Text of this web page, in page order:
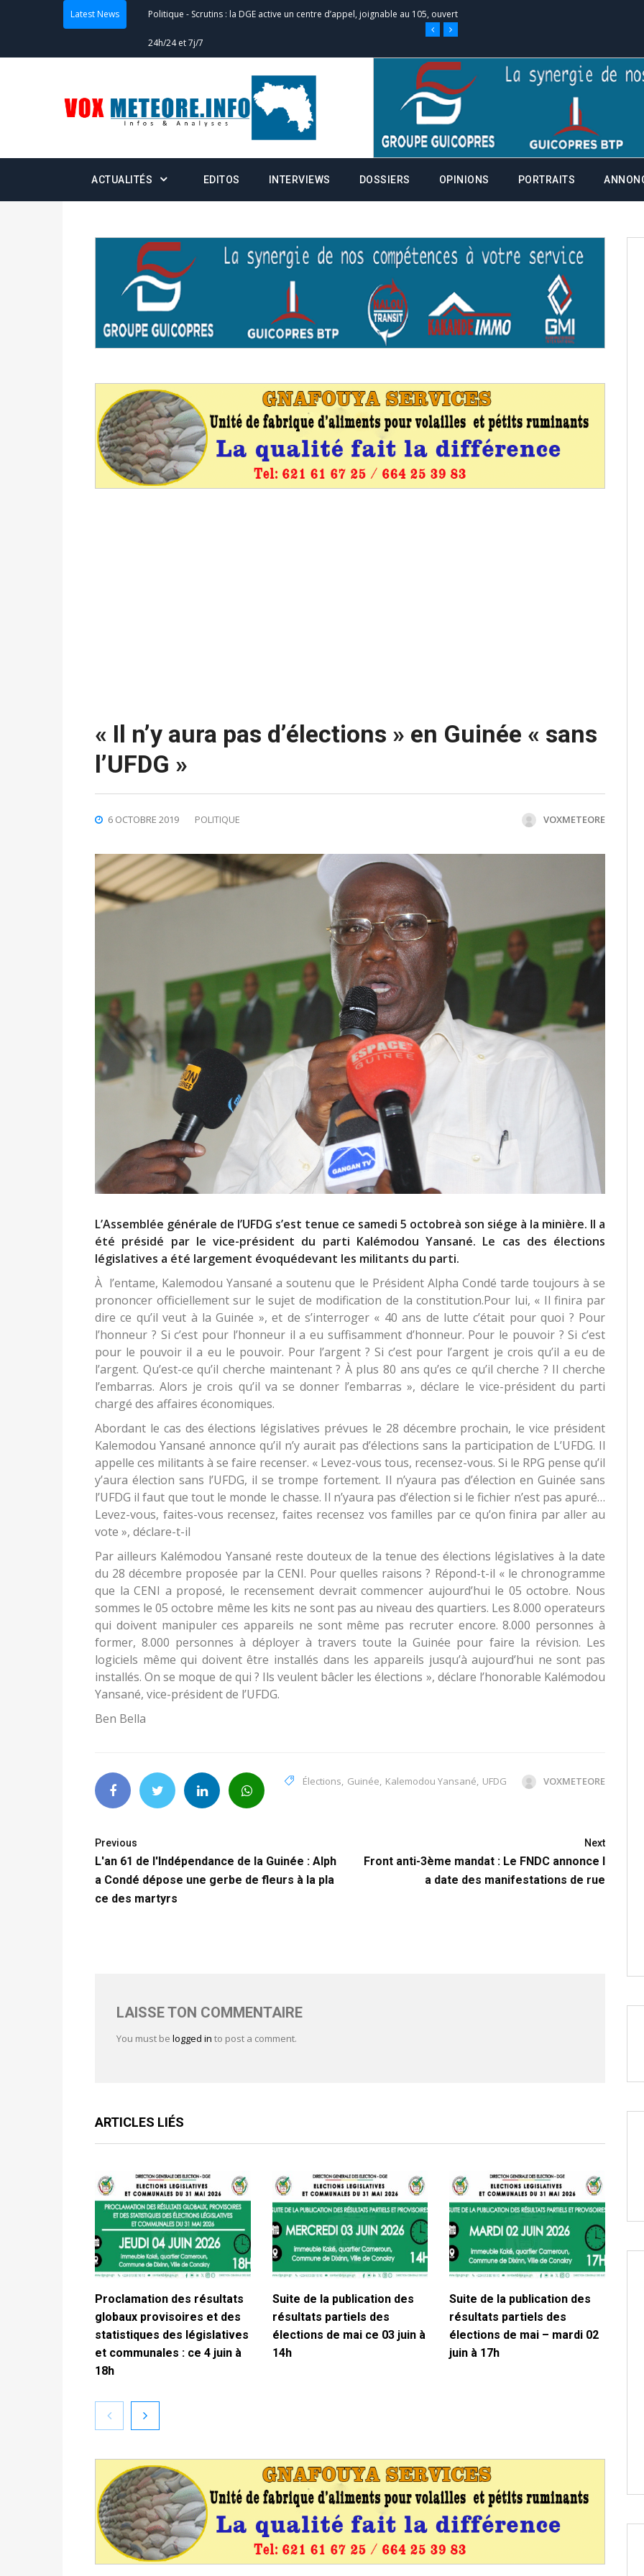
Latest News Politique - Scrutins : la DGE active un centre d’appel, joignable au 105, ouvert
24h/24 et 7j/7
Double scrutin du 31 mai : fin des campagnes ce jeudi 28 mai à
minuit
Actualités - Communiqué relatif à la délivrance de la fiche de procuration
Politique-Convocation des membres des Commissions Administratives de
Centralisation des Votes (CACV) à une prestation de serment et à une
Politique Candidats : désignez vos représentants aux CACV (centralisation
des votes) avant le 16 mai à 16h
Politique Double scrutin du 31 mai : retrait des cartes d’électeurs possible
du 16 au 31 mai 2026
avant le 16 mai 2026 à 16h
Politique-Proclamation des résultats globaux provisoires et des
statistiques des législatives et communales : ce 4 juin à 18h
Politique-Suite de la publication des résultats partiels des élections de mai
ACTUALITÉS EDITOS INTERVIEWS DOSSIERS OPINIONS PORTRAITS
« Il n’y aura pas d’élections » en Guinée « sans
l’UFDG »
6 OCTOBRE 2019 POLITIQUE VOXMETEORE
L’Assemblée générale de l’UFDG s’est tenue ce samedi 5 octobreà son siége à la minière. Il a
été présidé par le vice-président du parti Kalémodou Yansané. Le cas des élections
législatives a été largement évoquédevant les militants du parti.
À l’entame, Kalemodou Yansané a soutenu que le Président Alpha Condé tarde toujours à se
prononcer officiellement sur le sujet de modification de la constitution.Pour lui, « Il finira par
dire ce qu’il veut à la Guinée », et de s’interroger « 40 ans de lutte c’était pour quoi ? Pour
l’honneur ? Si c’est pour l’honneur il a eu suffisamment d’honneur. Pour le pouvoir ? Si c’est
pour le pouvoir il a eu le pouvoir. Pour l’argent ? Si c’est pour l’argent je crois qu’il a eu de
l’argent. Qu’est-ce qu’il cherche maintenant ? À plus 80 ans qu’es ce qu’il cherche ? Il cherche
l’embarras. Alors je crois qu’il va se donner l’embarras », déclare le vice-président du parti
chargé des affaires économiques.
Abordant le cas des élections législatives prévues le 28 décembre prochain, le vice président
Kalemodou Yansané annonce qu’il n’y aurait pas d’élections sans la participation de L’UFDG. Il
appelle ces militants à se faire recenser. « Levez-vous tous, recensez-vous. Si le RPG pense qu’il
y’aura élection sans l’UFDG, il se trompe fortement. Il n’yaura pas d’élection en Guinée sans
l’UFDG il faut que tout le monde le chasse. Il n’yaura pas d’élection si le fichier n’est pas apuré…
Levez-vous, faites-vous recensez, faites recensez vos familles par ce qu’on finira par aller au
vote », déclare-t-il
Par ailleurs Kalémodou Yansané reste douteux de la tenue des élections législatives à la date
du 28 décembre proposée par la CENI. Pour quelles raisons ? Répond-t-il « le chronogramme
que la CENI a proposé, le recensement devrait commencer aujourd’hui le 05 octobre. Nous
sommes le 05 octobre même les kits ne sont pas au niveau des quartiers. Les 8.000 operateurs
qui doivent manipuler ces appareils ne sont même pas recruter encore. 8.000 personnes à
former, 8.000 personnes à déployer à travers toute la Guinée pour faire la révision. Les
logiciels même qui doivent être installés dans les appareils jusqu’à aujourd’hui ne sont pas
installés. On se moque de qui ? Ils veulent bâcler les élections », déclare l’honorable Kalémodou
Yansané, vice-président de l’UFDG.
Ben Bella
Élections, Guinée, Kalemodou Yansané, UFDG VOXMETEORE
Previous
L'an 61 de l'Indépendance de la Guinée : Alph
a Condé dépose une gerbe de fleurs à la pla
ce des martyrs
Next
Front anti-3ème mandat : Le FNDC annonce l
a date des manifestations de rue
LAISSE TON COMMENTAIRE
You must be logged in to post a comment.
ARTICLES LIÉS
Proclamation des résultats
globaux provisoires et des
statistiques des législatives
et communales : ce 4 juin à
18h
Suite de la publication des
résultats partiels des
élections de mai ce 03 juin à
14h
Suite de la publication des
résultats partiels des
élections de mai – mardi 02
juin à 17h